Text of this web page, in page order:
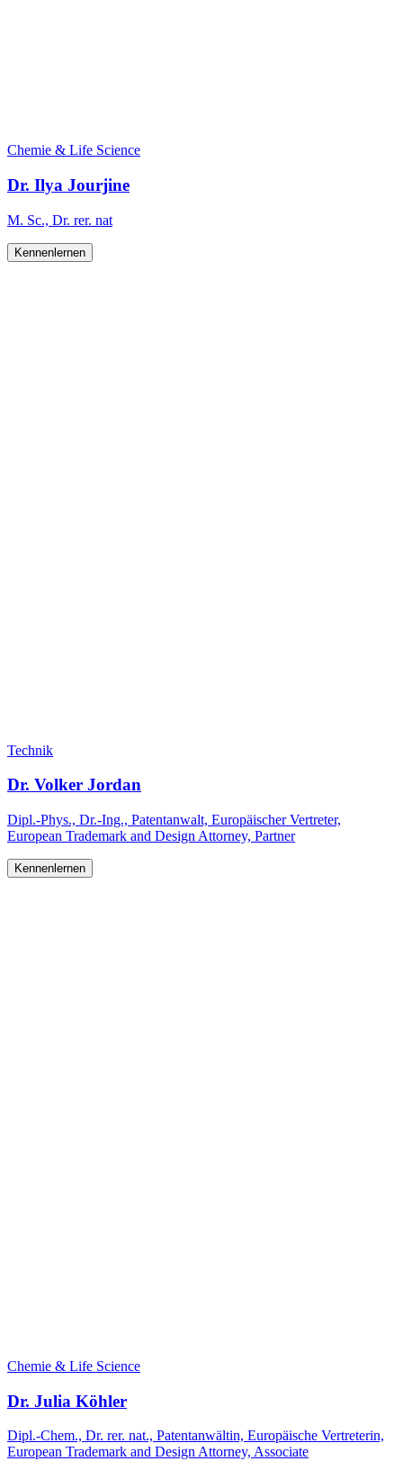
Chemie & Life Science
Dr. Ilya Jourjine
M. Sc., Dr. rer. nat
Kennenlernen
Technik
Dr. Volker Jordan
Dipl.-Phys., Dr.-Ing., Patentanwalt, Europäischer Vertreter,
European Trademark and Design Attorney, Partner
Kennenlernen
Chemie & Life Science
Dr. Julia Köhler
Dipl.-Chem., Dr. rer. nat., Patentanwältin, Europäische Vertreterin,
European Trademark and Design Attorney, Associate